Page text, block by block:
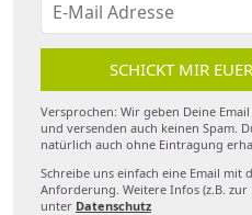
SCHICKT MIR
Versprochen: Wir geben Deine
und versenden auch keinen Spam.
natürlich auch ohne Eintragung
Schreibe uns einfach eine Email mit
Anforderung. Weitere Infos (z.B.
unter Datenschutz